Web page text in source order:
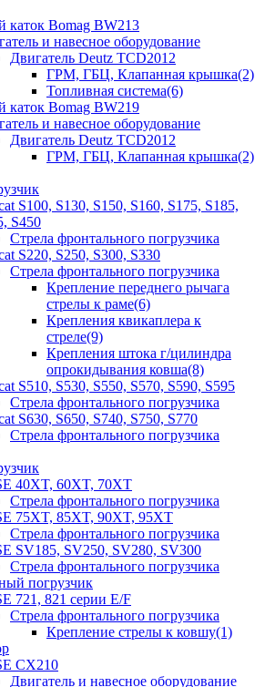
каток Bomag BW213
и навесное оборудование
Двигатель Deutz TCD2012
ГРМ, ГБЦ, Клапанная крышка(2)
Топливная система(6)
каток Bomag BW219
и навесное оборудование
Двигатель Deutz TCD2012
ГРМ, ГБЦ, Клапанная крышка(2)
S100, S130, S150, S160, S175, S185,
S450
Стрела фронтального погрузчика
S220, S250, S300, S330
Стрела фронтального погрузчика
Крепление переднего рычага
стрелы к раме(6)
Крепления квикаплера к
стреле(9)
Крепления штока г/цилиндра
опрокидывания ковша(8)
S510, S530, S550, S570, S590, S595
Стрела фронтального погрузчика
S630, S650, S740, S750, S770
Стрела фронтального погрузчика
40XT, 60XT, 70XT
Стрела фронтального погрузчика
75XT, 85XT, 90XT, 95XT
Стрела фронтального погрузчика
SV185, SV250, SV280, SV300
Стрела фронтального погрузчика
погрузчик
721, 821 серии E/F
Стрела фронтального погрузчика
Крепление стрелы к ковшу(1)
CX210
Двигатель и навесное оборудование